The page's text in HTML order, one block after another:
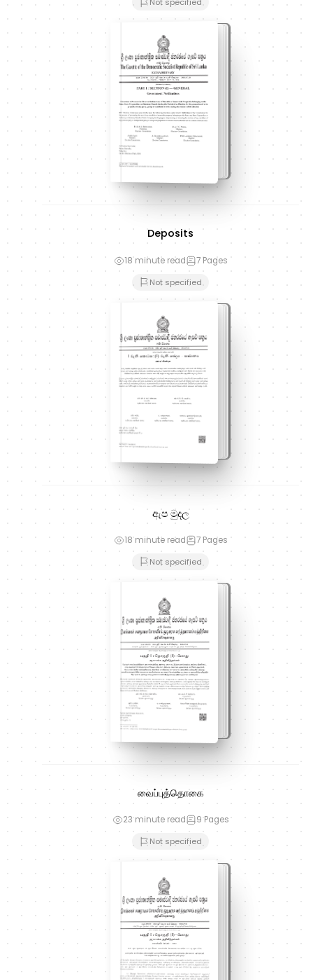
Deposits
18 minute read 7Pages
Not specified
ඇප මුදල
18 minute read 7Pages
Not specified
வைப்புத்தொகை
23 minute read 9Pages
Not specified